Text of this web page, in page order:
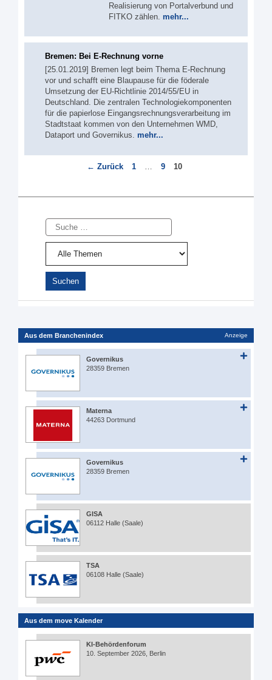
Realisierung von Portalverbund und
FITKO zählen. mehr...
Bremen: Bei E-Rechnung vorne
[25.01.2019] Bremen legt beim Thema E-Rechnung
vor und schafft eine Blaupause für die föderale
Umsetzung der EU-Richtlinie 2014/55/EU in
Deutschland. Die zentralen Technologiekomponenten
für die papierlose Eingangsrechnungsverarbeitung im
Stadtstaat kommen von den Unternehmen WMD,
Dataport und Governikus. mehr...
← Zurück Seite
1 Seite
9 Seite
10
Suche
Aus dem Branchenindex Anzeige
Governikus
28359 Bremen
Materna
44263 Dortmund
Governikus
28359 Bremen
GISA
06112 Halle (Saale)
TSA
06108 Halle (Saale)
Aus dem move Kalender
KI-Behördenforum
10. September 2026, Berlin